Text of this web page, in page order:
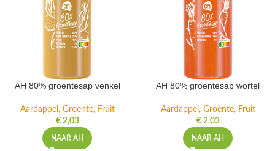
AH 80% groentesap venkel
Aardappel, Groente, Fruit
€2,03
NAAR AH
AH 80% groentesap wortel
Aardappel, Groente, Fruit
€2,03
NAAR AH